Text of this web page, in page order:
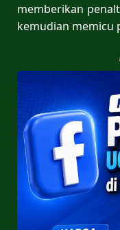
memberikan
kemudian memicu